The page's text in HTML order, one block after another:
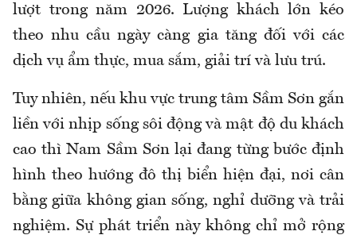
lượt trong năm 2026. Lượng khách lớn kéo
theo nhu cầu ngày càng gia tăng đối với các
dịch vụ ẩm thực, mua sắm, giải trí và lưu trú.
Tuy nhiên, nếu khu vực trung tâm Sầm Sơn gắn
liền với nhịp sống sôi động và mật độ du khách
cao thì Nam Sầm Sơn lại đang từng bước định
hình theo hướng đô thị biển hiện đại, nơi cân
bằng giữa không gian sống, nghỉ dưỡng và trải
nghiệm. Sự phát triển này không chỉ mở rộng